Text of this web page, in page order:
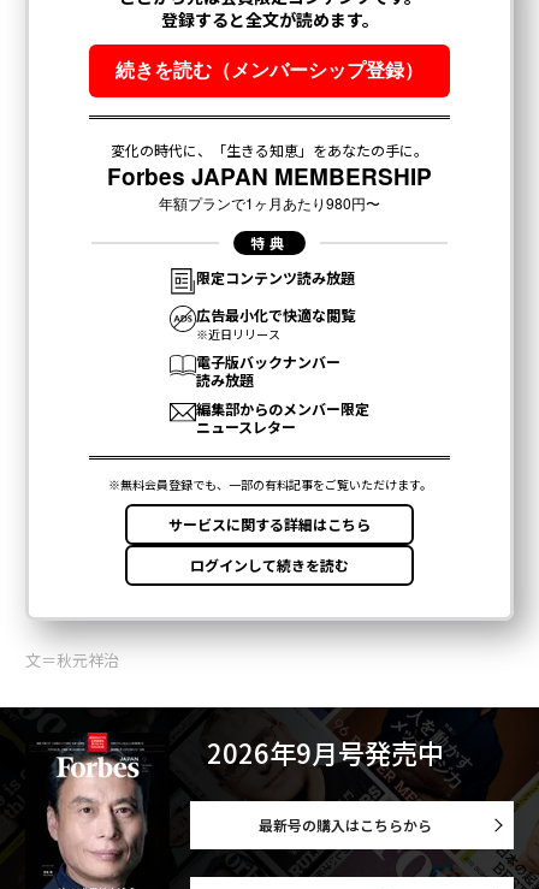
文＝秋元祥治
2026年9月号発売中
最新号の購入はこちらから